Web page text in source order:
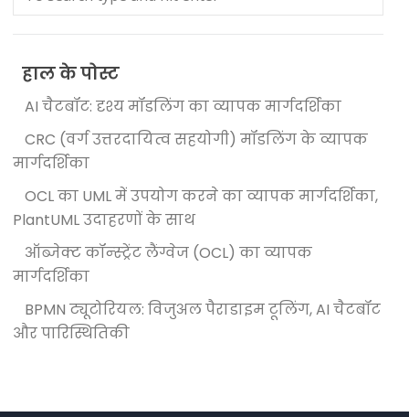
हाल के पोस्ट
AI चैटबॉट: दृश्य मॉडलिंग का व्यापक मार्गदर्शिका
CRC (वर्ग उत्तरदायित्व सहयोगी) मॉडलिंग के व्यापक
मार्गदर्शिका
OCL का UML में उपयोग करने का व्यापक मार्गदर्शिका,
PlantUML उदाहरणों के साथ
ऑब्जेक्ट कॉन्स्ट्रेंट लैंग्वेज (OCL) का व्यापक
मार्गदर्शिका
BPMN ट्यूटोरियल: विजुअल पैराडाइम टूलिंग, AI चैटबॉट
और पारिस्थितिकी